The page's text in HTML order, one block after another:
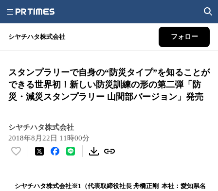
シヤチハタ株式会社 フォロー
スタンプラリーで自身の“防災タイプ”を知ることが
できる世界初！新しい防災訓練の形の第二弾「防
災・減災スタンプラリー 山間部バージョン」発売
シヤチハタ株式会社
2018年8月22日 11時00分
い
！
シヤチハタ株式会社※1（代表取締役社長 舟橋正剛 本社：愛知県名